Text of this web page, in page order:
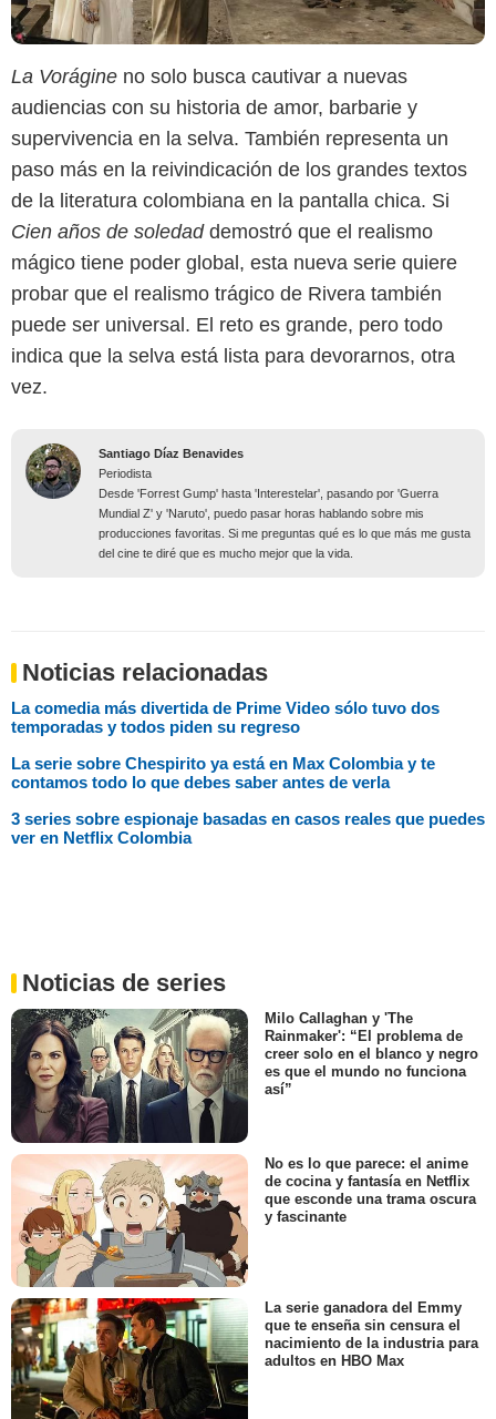
La Vorágine no solo busca cautivar a nuevas
audiencias con su historia de amor, barbarie y
supervivencia en la selva. También representa un
paso más en la reivindicación de los grandes textos
de la literatura colombiana en la pantalla chica. Si
Cien años de soledad demostró que el realismo
mágico tiene poder global, esta nueva serie quiere
probar que el realismo trágico de Rivera también
puede ser universal. El reto es grande, pero todo
indica que la selva está lista para devorarnos, otra
vez.
Santiago Díaz Benavides
Periodista
Desde 'Forrest Gump' hasta 'Interestelar', pasando por 'Guerra
Mundial Z' y 'Naruto', puedo pasar horas hablando sobre mis
producciones favoritas. Si me preguntas qué es lo que más me gusta
del cine te diré que es mucho mejor que la vida.
Noticias relacionadas
La comedia más divertida de Prime Video sólo tuvo dos
temporadas y todos piden su regreso
La serie sobre Chespirito ya está en Max Colombia y te
contamos todo lo que debes saber antes de verla
3 series sobre espionaje basadas en casos reales que puedes
ver en Netflix Colombia
Noticias de series
Milo Callaghan y 'The
Rainmaker': “El problema de
creer solo en el blanco y negro
es que el mundo no funciona
así”
No es lo que parece: el anime
de cocina y fantasía en Netflix
que esconde una trama oscura
y fascinante
La serie ganadora del Emmy
que te enseña sin censura el
nacimiento de la industria para
adultos en HBO Max